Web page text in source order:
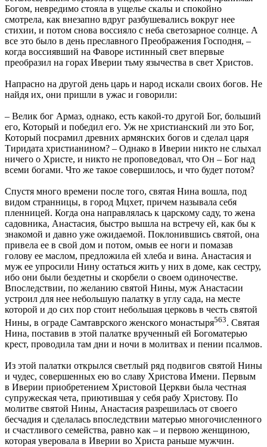
Богом, невредимо стояла в ущелье скалы и спокойно
смотрела, как внезапно вдруг разбушевались вокруг нее
стихии, и потом снова воссияло с неба светозарное солнце. А
все это было в день преславного Преображения Господня, –
когда воссиявший на Фаворе истинный свет впервые
преобразил на горах Иверии тьму язычества в свет Христов.
Напрасно на другой день царь и народ искали своих богов. Не
найдя их, они пришли в ужас и говорили:
– Велик бог Армаз, однако, есть какой-то другой Бог, больший
его, Который и победил его. Уж не христианский ли это Бог,
Который посрамил древних армянских богов и сделал царя
Тиридата христианином? – Однако в Иверии никто не слыхал
ничего о Христе, и никто не проповедовал, что Он – Бог над
всеми богами. Что же такое совершилось, и что будет потом?
Спустя много времени после того, святая Нина вошла, под
видом странницы, в город Мцхет, причем называла себя
пленницей. Когда она направлялась к царскому саду, то жена
садовника, Анастасия, быстро вышла на встречу ей, как бы к
знакомой и давно уже ожидаемой. Поклонившись святой, она
привела ее в свой дом и потом, омыв ее ноги и помазав
голову ее маслом, предложила ей хлеба и вина. Анастасия и
муж ее упросили Нину остаться жить у них в доме, как сестру,
ибо они были бездетны и скорбели о своем одиночестве.
Впоследствии, по желанию святой Нины, муж Анастасии
устроил для нее небольшую палатку в углу сада, на месте
которой и до сих пор стоит небольшая церковь в честь святой
Нины, в ограде Самтаврского женского монастыря563. Святая
Нина, поставив в этой палатке врученный ей Богоматерью
крест, проводила там дни и ночи в молитвах и пении псалмов.
Из этой палатки открылся светлый ряд подвигов святой Нины
и чудес, совершенных ею во славу Христова Имени. Первым
в Иверии приобретением Христовой Церкви была честная
супружеская чета, приютившая у себя рабу Христову. По
молитве святой Нины, Анастасия разрешилась от своего
бесчадия и сделалась впоследствии матерью многочисленного
и счастливого семейства, равно как – и первою женщиною,
которая уверовала в Иверии во Христа раньше мужчин.